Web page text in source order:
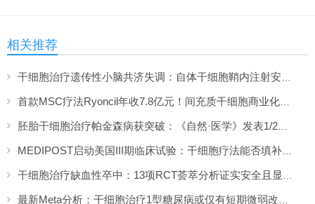
相关推荐